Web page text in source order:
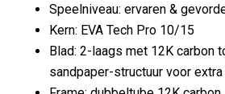
Speelniveau: ervaren &
Kern: EVA Tech Pro 10/15
Blad: 2-laags met 12K carbon
sandpaper-structuur voor